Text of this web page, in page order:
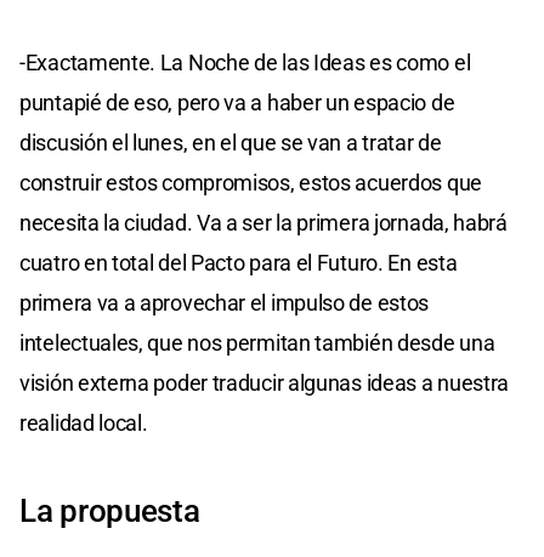
-Exactamente. La Noche de las Ideas es como el
puntapié de eso, pero va a haber un espacio de
discusión el lunes, en el que se van a tratar de
construir estos compromisos, estos acuerdos que
necesita la ciudad. Va a ser la primera jornada, habrá
cuatro en total del Pacto para el Futuro. En esta
primera va a aprovechar el impulso de estos
intelectuales, que nos permitan también desde una
visión externa poder traducir algunas ideas a nuestra
realidad local.
La propuesta